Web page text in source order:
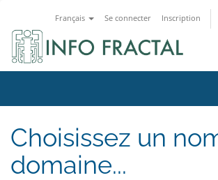
Français Se connecter Inscription
Choisissez un
domaine...